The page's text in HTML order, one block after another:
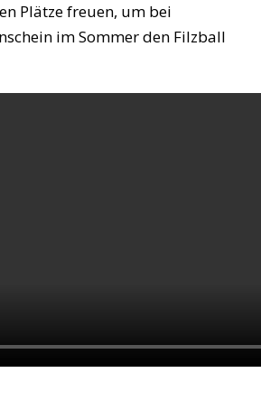
Plätze freuen, um bei
im Sommer den Filzball